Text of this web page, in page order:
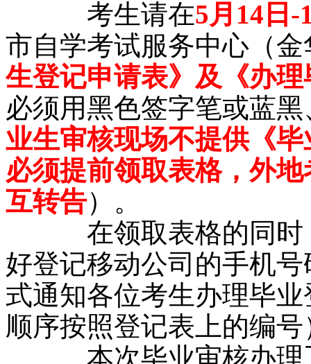
考生请在5月14日-
市自学考试服务中心（
生登记申请表》及《办
必须用黑色签字笔或蓝
业生审核现场不提供《
必须提前领取表格，外
互转告）。
在领取表格的同时
好登记移动公司的手机
式通知各位考生办理毕
顺序按照登记表上的编号
本次毕业审核办理